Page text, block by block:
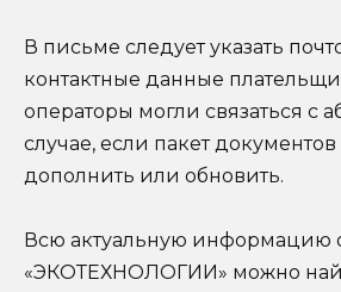
В письме следует указать
контактные данные
операторы могли связаться с
случае, если пакет
дополнить или обновить.
Всю актуальную информацию
«ЭКОТЕХНОЛОГИИ» можно